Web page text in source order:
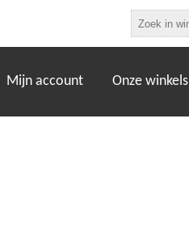
Mijn account Onze winkels